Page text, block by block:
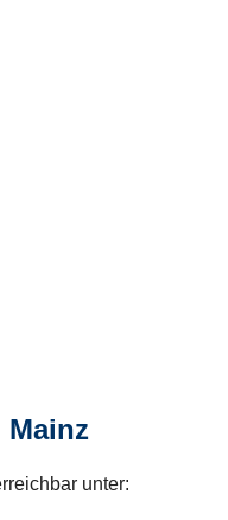
Mainz
unter: